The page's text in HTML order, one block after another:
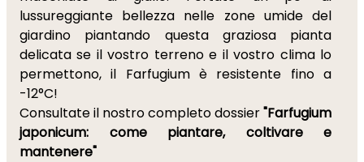
lussureggiante bellezza nelle zone umide del
giardino piantando questa graziosa pianta
delicata se il vostro terreno e il vostro clima lo
permettono, il Farfugium è resistente fino a
-12°C!
Consultate il nostro completo dossier"Farfugium
japonicum: come piantare, coltivare e
mantenere"